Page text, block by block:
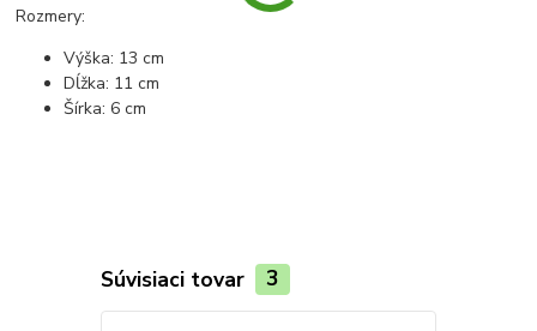
Rozmery:
Výška: 13 cm
Dĺžka: 11 cm
Šírka: 6 cm
Súvisiaci tovar 3